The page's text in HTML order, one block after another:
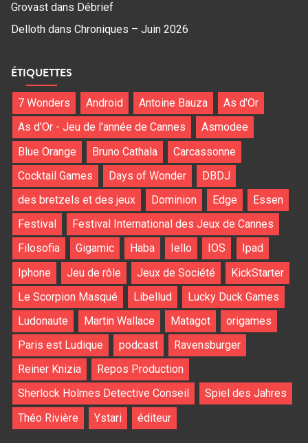
Grovast dans Débrief
Delloth dans Chroniques – Juin 2026
ÉTIQUETTES
7 Wonders Android Antoine Bauza
As d'Or
As d'Or - Jeu de l'année de Cannes
Asmodee
Blue Orange
Bruno Cathala
Carcassonne
Cocktail Games
Days of Wonder
DBDJ
des bretzels et des jeux
Dominion Edge
Essen
Festival
Festival International des Jeux de Cannes
Filosofia
Gigamic Haba Iello IOS
Ipad
Iphone
Jeu de rôle Jeux de Société
KickStarter
Le Scorpion Masqué
Libellud
Lucky Duck Games
Ludonaute
Martin Wallace Matagot
origames
Paris est Ludique
podcast
Ravensburger
Reiner Knizia
Repos Production
Sherlock Holmes Detective Conseil
Spiel des Jahres
Théo Rivière
Ystari éditeur